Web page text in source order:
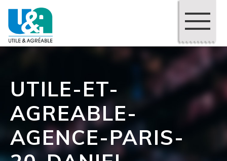
UTILE-ET-
AGREABLE-
AGENCE-PARIS-